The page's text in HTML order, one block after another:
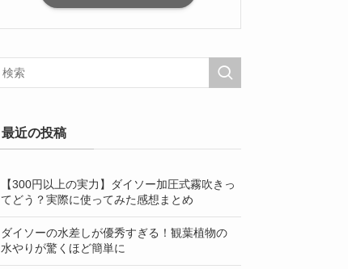
最近の投稿
【300円以上の実力】ダイソー加圧式霧吹きっ
てどう？実際に使ってみた感想まとめ
ダイソーの水差しが優秀すぎる！観葉植物の
水やりが驚くほど簡単に